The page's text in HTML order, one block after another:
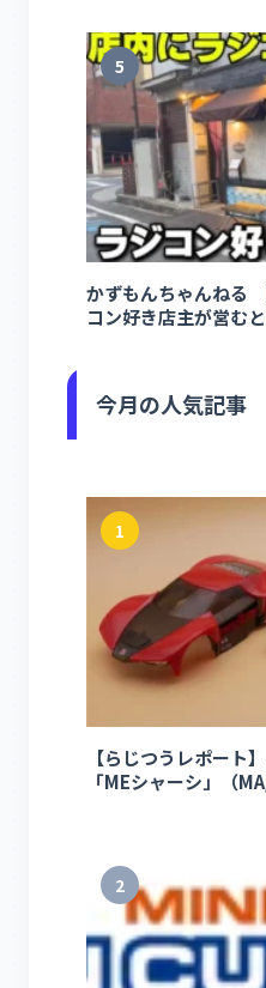
5
かずもんちゃんねる
コン好き店主が営む
今月の人気記事
1
【らじつうレポー
「MEシャーシ」（
2